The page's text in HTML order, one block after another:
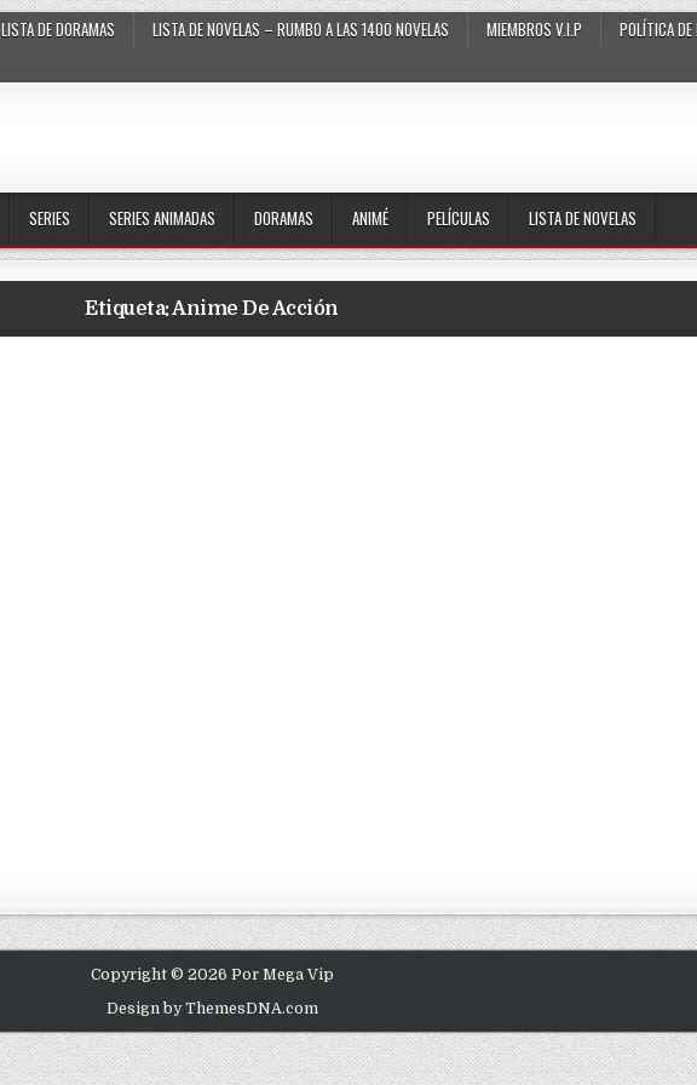
LISTA DE DORAMAS LISTA DE NOVELAS – RUMBO A LAS 1400 NOVELAS MIEMBROS V.I.P
POLÍTICA
SERIES SERIES ANIMADAS DORAMAS ANIMÉ PELÍCULAS LISTA DE NOVELAS
Etiqueta:Anime De Acción
Copyright © 2026 Por Mega Vip
Design by ThemesDNA.com